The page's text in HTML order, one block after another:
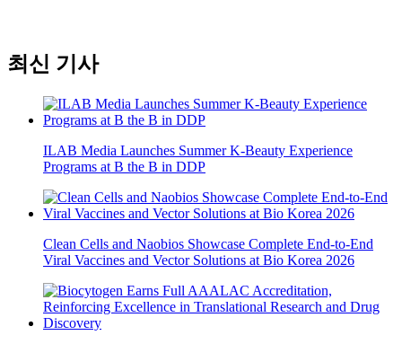
최신 기사
ILAB Media Launches Summer K-Beauty Experience
Programs at B the B in DDP
Clean Cells and Naobios Showcase Complete End-to-End
Viral Vaccines and Vector Solutions at Bio Korea 2026